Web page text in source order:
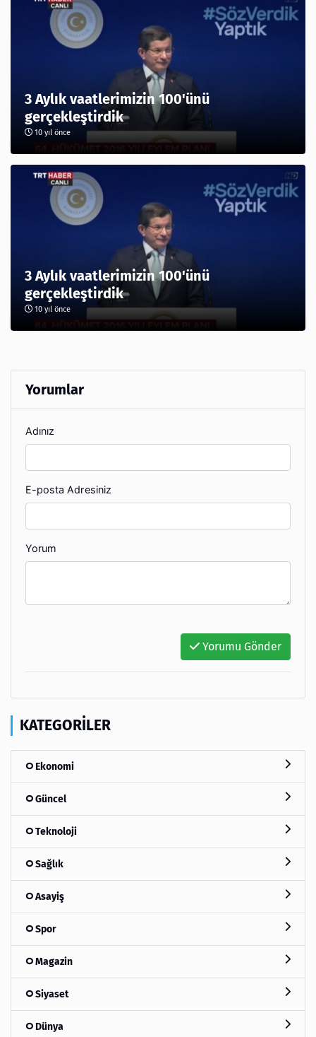
3 Aylık vaatlerimizin 100'ünü
gerçekleştirdik
10 yıl önce
3 Aylık vaatlerimizin 100'ünü
gerçekleştirdik
10 yıl önce
Yorumlar
Adınız
E-posta Adresiniz
Yorum
Yorumu Gönder
KATEGORILER
Ekonomi
Güncel
Teknoloji
Sağlık
Asayiş
Spor
Magazin
Siyaset
Dünya